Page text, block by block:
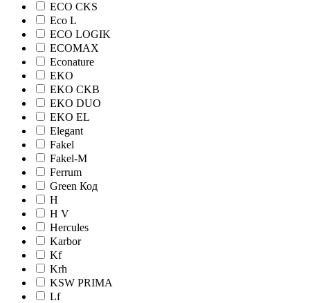
ECO CKS
Eco L
ECO LOGIK
ECOMAX
Econature
EKO
EKO CKB
EKO DUO
EKO EL
Elegant
Fakel
Fakel-M
Ferrum
Green Код
H
H V
Hercules
Karbor
Kf
Krh
KSW PRIMA
Lf